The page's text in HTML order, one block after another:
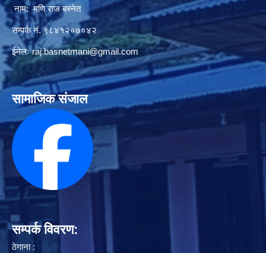
नाम: मणि राज बस्नेत
सम्पर्क नं. ९८४१२०७०४२
ईमेलःraj.basnetmani@gmail.com
सामाजिक संजाल
सम्पर्क विवरण:
ठेगाना :